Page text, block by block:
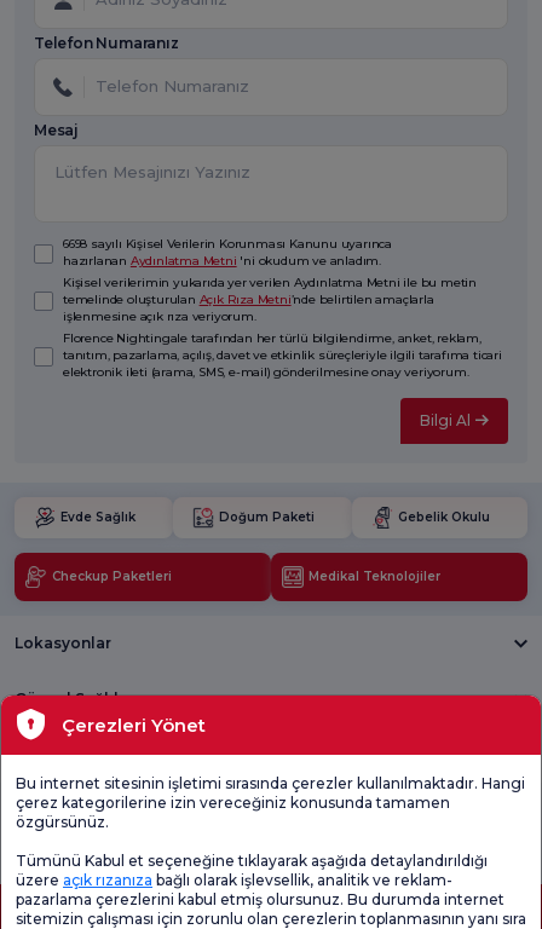
Telefon Numaranız
Mesaj
6698 sayılı Kişisel Verilerin Korunması Kanunu uyarınca
hazırlanan Aydınlatma Metni 'ni okudum ve anladım.
Kişisel verilerimin yukarıda yer verilen Aydınlatma Metni ile bu metin
temelinde oluşturulan Açık Rıza Metni’nde belirtilen amaçlarla
işlenmesine açık rıza veriyorum.
Florence Nightingale tarafından her türlü bilgilendirme, anket, reklam,
tanıtım, pazarlama, açılış, davet ve etkinlik süreçleriyle ilgili tarafıma ticari
elektronik ileti (arama, SMS, e-mail) gönderilmesine onay veriyorum.
Bilgi Al
Evde Sağlık Doğum Paketi Gebelik Okulu
Checkup Paketleri Medikal Teknolojiler
Lokasyonlar
Güncel Sağlık
Tıbbi Birimler
Genel
Memnuniyet
Çerezleri Yönet
Bu internet sitesinin işletimi sırasında çerezler kullanılmaktadır. Hangi
çerez kategorilerine izin vereceğiniz konusunda tamamen
özgürsünüz.
Tümünü Kabul et seçeneğine tıklayarak aşağıda detaylandırıldığı
üzere açık rızanıza bağlı olarak işlevsellik, analitik ve reklam-
pazarlama çerezlerini kabul etmiş olursunuz. Bu durumda internet
sitemizin çalışması için zorunlu olan çerezlerin toplanmasının yanı sıra